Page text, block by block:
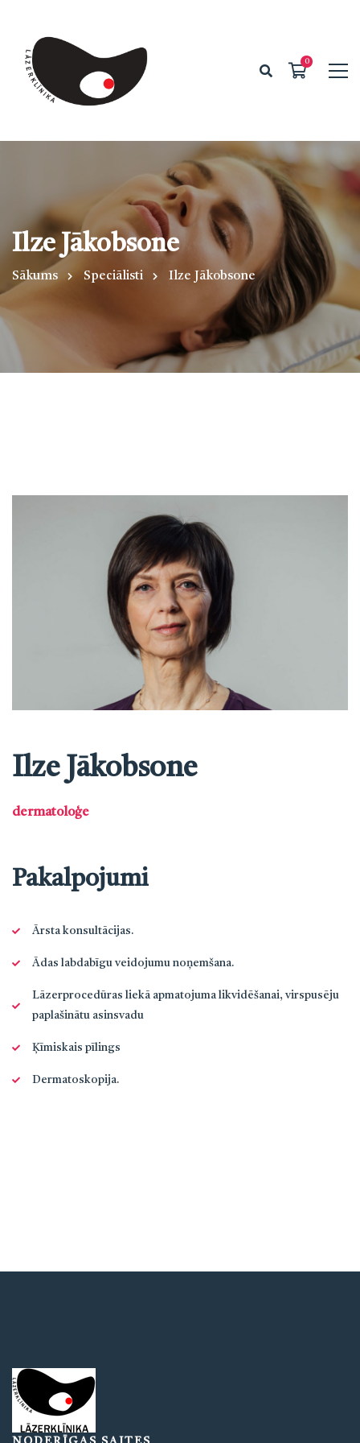
Ilze Jākobsone
Sākums Speciālisti Ilze Jākobsone
Ilze Jākobsone
dermatoloģe
Pakalpojumi
Ārsta konsultācijas.
Ādas labdabīgu veidojumu noņemšana.
Lāzerprocedūras liekā apmatojuma likvidēšanai, virspusēju
paplašinātu asinsvadu
Ķīmiskais pīlings
Dermatoskopija.